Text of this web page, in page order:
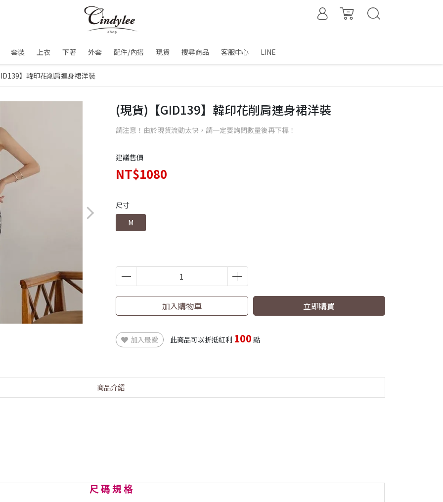
套裝 上衣 下著 外套 配件/內搭 現貨 搜尋商品 客服中心 LINE
】韓印花削肩連身裙洋裝
(現貨)【GID139】韓印花削肩連身裙洋裝
請注意！由於現貨流動太快，請一定要詢問數量後再下標！
建議售價
NT$1080
尺寸
M
加入購物車 立即購買
加入最愛 此商品可以折抵紅利 100 點
商品介紹
尺 碼 規 格